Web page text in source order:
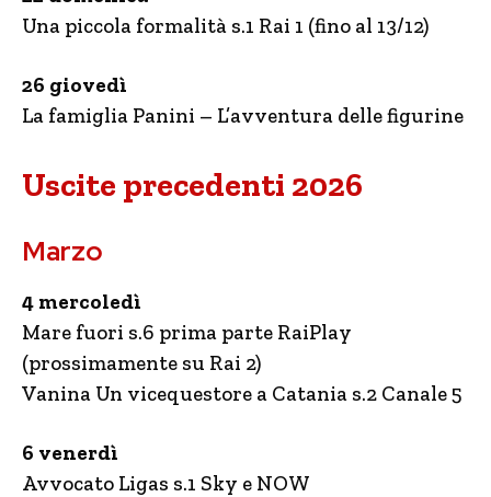
Una piccola formalità s.1 Rai 1 (fino al 13/12)
26 giovedì
La famiglia Panini – L’avventura delle figurine
Uscite precedenti 2026
Marzo
4 mercoledì
Mare fuori s.6 prima parte RaiPlay
(prossimamente su Rai 2)
Vanina Un vicequestore a Catania s.2 Canale 5
6 venerdì
Avvocato Ligas s.1 Sky e NOW